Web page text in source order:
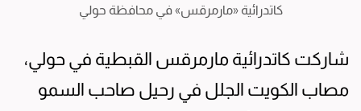
كاتدرائية «مارمرقس» في محافظة حولي
شاركت كاتدرائية مارمرقس القبطية في حولي،
مصاب الكويت الجلل في رحيل صاحب السمو